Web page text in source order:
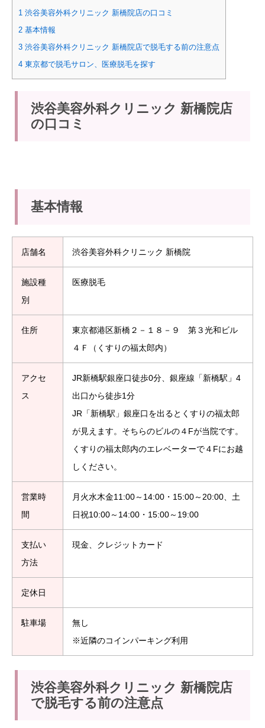
1 渋谷美容外科クリニック 新橋院店の口コミ
2 基本情報
3 渋谷美容外科クリニック 新橋院店で脱毛する前の注意点
4 東京都で脱毛サロン、医療脱毛を探す
渋谷美容外科クリニック 新橋院店
の口コミ
基本情報
店舗名 渋谷美容外科クリニック 新橋院
施設種
別
医療脱毛
住所
東京都港区新橋２－１８－９ 第３光和ビル
４Ｆ（くすりの福太郎内）
アクセ
ス
JR新橋駅銀座口徒歩0分、銀座線「新橋駅」4
出口から徒歩1分
JR「新橋駅」銀座口を出るとくすりの福太郎
が見えます。そちらのビルの４Fが当院です。
くすりの福太郎内のエレベーターで４Fにお越
しください。
営業時
間
月火水木金11:00～14:00・15:00～20:00、土
日祝10:00～14:00・15:00～19:00
支払い
方法
現金、クレジットカード
定休日
駐車場
無し
※近隣のコインパーキング利用
渋谷美容外科クリニック 新橋院店
で脱毛する前の注意点